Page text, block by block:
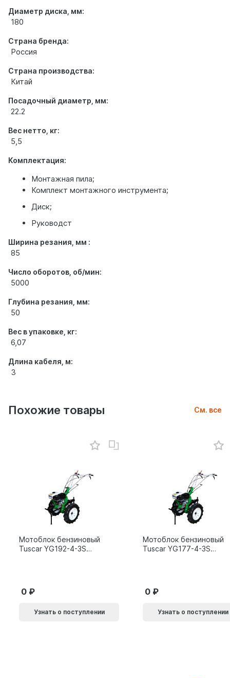
Диаметр диска, мм:
180
Страна бренда:
Россия
Страна производства:
Китай
Посадочный диаметр, мм:
22.2
Вес нетто, кг:
5,5
Комплектация:
Монтажная пила;
Комплект монтажного инструмента;
Диск;
Руководст
Ширина резания, мм :
85
Число оборотов, об/мин:
5000
Глубина резания, мм:
50
Вес в упаковке, кг:
6,07
Длина кабеля, м:
3
Похожие товары См. все
Мотоблок бензиновый
Tuscar YG192-4-3S
0
Узнать о поступлении
Мотоблок бензиновый
Tuscar YG177-4-3S
0
Узнать о поступлении